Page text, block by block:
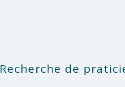
Recherche de